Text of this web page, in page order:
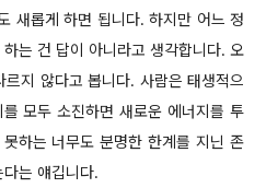
새롭게 하면 됩니다. 하지만 어느 정
는 건 답이 아니라고 생각합니다. 오
지 않다고 봅니다. 사람은 태생적으
모두 소진하면 새로운 에너지를 투
하는 너무도 분명한 한계를 지닌 존
는 얘깁니다.